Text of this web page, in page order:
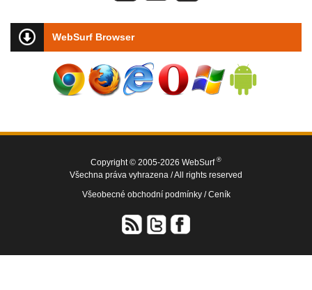
WebSurf Browser
Copyright © 2005-2026 WebSurf ®
Všechna práva vyhrazena / All rights reserved
Všeobecné obchodní podmínky /Ceník